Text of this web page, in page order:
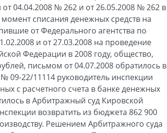
04.04.2008 № 262 и от 26.05.2008 № 262 в
списания денежных средств на
от Федерального агентства по
и от 27.03.2008 на проведение
Федерации в 2008 году, общество,
письмом от 04.07.2008 обратилось в
09-22/11114 руководитель инспекции
с расчетного счета в банке денежных
в Арбитражный суд Кировской
возвратить из бюджета 862 900
Решением Арбитражного суда